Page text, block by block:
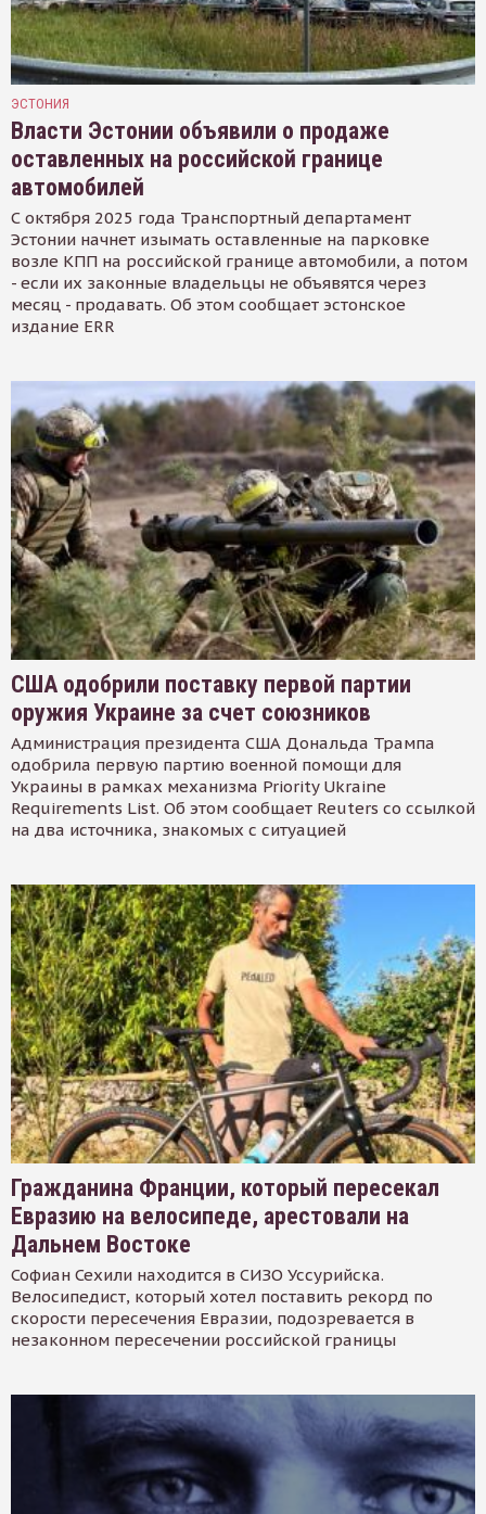
ЭСТОНИЯ
Власти Эстонии объявили о продаже
оставленных на российской границе
автомобилей
С октября 2025 года Транспортный департамент
Эстонии начнет изымать оставленные на парковке
возле КПП на российской границе автомобили, а потом
- если их законные владельцы не объявятся через
месяц - продавать. Об этом сообщает эстонское
издание ERR
США одобрили поставку первой партии
оружия Украине за счет союзников
Администрация президента США Дональда Трампа
одобрила первую партию военной помощи для
Украины в рамках механизма Priority Ukraine
Requirements List. Об этом сообщает Reuters со ссылкой
на два источника, знакомых с ситуацией
Гражданина Франции, который пересекал
Евразию на велосипеде, арестовали на
Дальнем Востоке
Софиан Сехили находится в СИЗО Уссурийска.
Велосипедист, который хотел поставить рекорд по
скорости пересечения Евразии, подозревается в
незаконном пересечении российской границы